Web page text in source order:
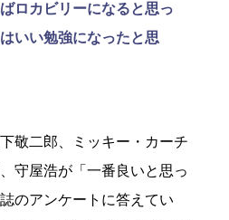
ロカビリーになると思っ
いい勉強になったと思
敬二郎、ミッキー・カーチ
守屋浩が「一番良いと思っ
のアンケートに答えてい